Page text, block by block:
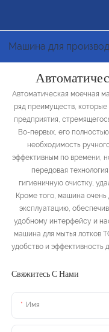
Машина для
Автоматическая моечная
ряд преимуществ,
предприятия,
Во-первых, его
необходимость
эффективным по времени,
передовая
гигиеничную очистку,
Кроме того, машина
эксплуатацию,
удобному интерфейсу и
машина для мытья лотков
удобство и эффективность
Свяжитесь С Нами
Имя